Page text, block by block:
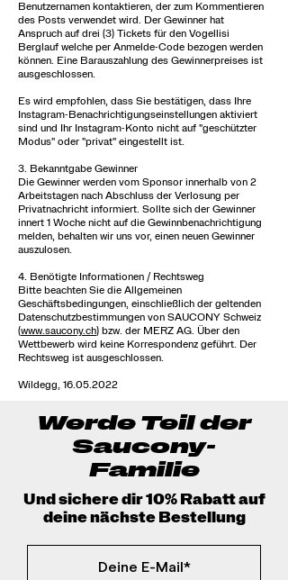
Benutzernamen kontaktieren, der zum Kommentieren
des Posts verwendet wird. Der Gewinner hat
Anspruch auf drei (3) Tickets für den Vogellisi
Berglauf welche per Anmelde-Code bezogen werden
können. Eine Barauszahlung des Gewinnerpreises ist
ausgeschlossen.
Es wird empfohlen, dass Sie bestätigen, dass Ihre
Instagram-Benachrichtigungseinstellungen aktiviert
sind und Ihr Instagram-Konto nicht auf "geschützter
Modus" oder "privat" eingestellt ist.
3. Bekanntgabe Gewinner
Die Gewinner werden vom Sponsor innerhalb von 2
Arbeitstagen nach Abschluss der Verlosung per
Privatnachricht informiert. Sollte sich der Gewinner
innert 1 Woche nicht auf die Gewinnbenachrichtigung
melden, behalten wir uns vor, einen neuen Gewinner
auszulosen.
4. Benötigte Informationen / Rechtsweg
Bitte beachten Sie die Allgemeinen
Geschäftsbedingungen, einschließlich der geltenden
Datenschutzbestimmungen von SAUCONY Schweiz
(www.saucony.ch) bzw. der MERZ AG. Über den
Wettbewerb wird keine Korrespondenz geführt. Der
Rechtsweg ist ausgeschlossen.
Wildegg, 16.05.2022
Werde Teil der
Saucony-
Familie
Und sichere dir 10% Rabatt auf
deine nächste Bestellung